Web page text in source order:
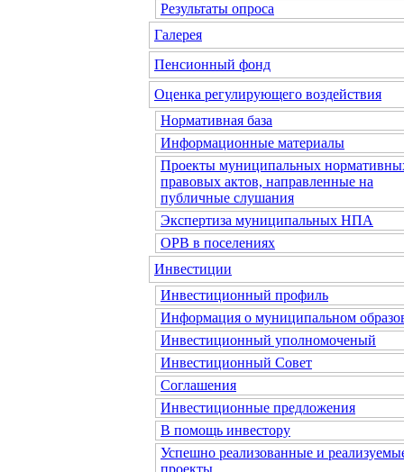
Результаты опроса
Галерея
Пенсионный фонд
Оценка регулирующего воздействия
Нормативная база
Информационные материалы
Проекты муниципальных
правовых актов, направленные на
публичные слушания
Экспертиза муниципальных НПА
ОРВ в поселениях
Инвестиции
Инвестиционный профиль
Информация о муниципальном
Инвестиционный уполномоченый
Инвестиционный Совет
Соглашения
Инвестиционные предложения
В помощь инвестору
Успешно реализованные и
проекты